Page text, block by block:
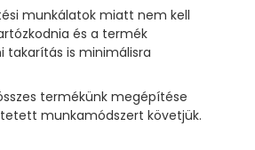
munkálatok miatt nem kell
és a termék
is minimálisra
termékünk megépítése
munkamódszert követjük.